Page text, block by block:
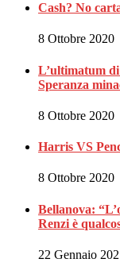
Cash? No
8 Ottobre 2020
L’ultimatum
Speranza
8 Ottobre 2020
Harris VS
8 Ottobre 2020
Bellanova:
Renzi è
22 Gennaio